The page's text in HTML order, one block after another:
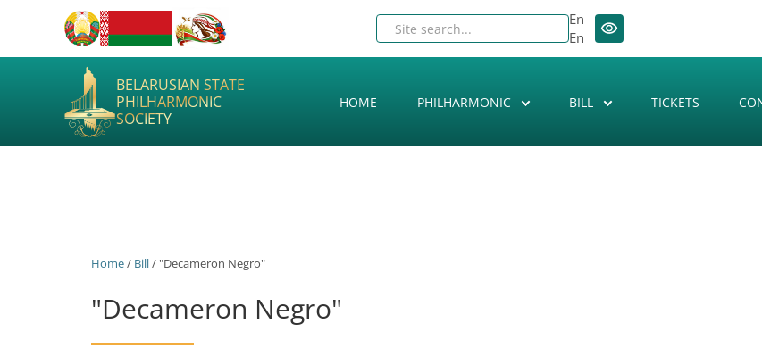
En
En
BELARUSIAN STATE
PHILHARMONIC
SOCIETY
HOME PHILHARMONIC BILL TICKETS
Home/ Bill/ "Decameron Negro"
"Decameron Negro"